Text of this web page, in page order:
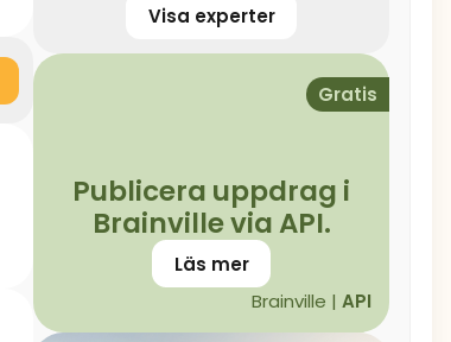
Visa experter
Gratis
Publicera uppdrag i
Brainville via API.
Läs mer
Brainville | API